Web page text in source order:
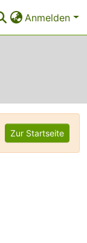
Anmelden
Zur Startseite